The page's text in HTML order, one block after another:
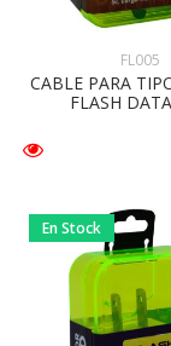
FL005
CABLE PARA
FLASH
En Stock